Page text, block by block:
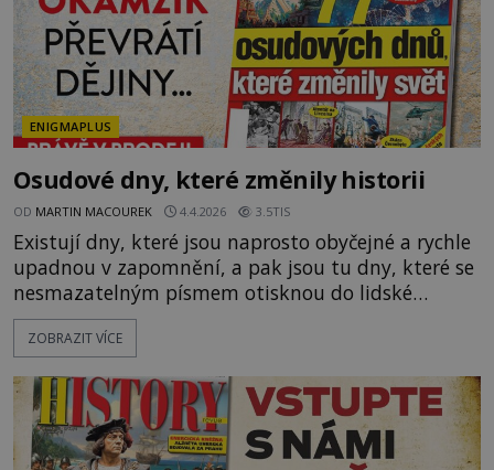
ENIGMAPLUS
Osudové dny, které změnily historii
OD MARTIN MACOUREK 4.4.2026 3.5TIS
Existují dny, které jsou naprosto obyčejné a rychle
upadnou v zapomnění, a pak jsou tu dny, které se
nesmazatelným písmem otisknou do lidské
historie, a je jedno, jestli dojde k významnému
objevu nebo děsivé katastrofě. Vezměte si k ruce
křížem krážem. Je 10. dubna roku 49 př. n. l. a na
břehu říčky Rubikon pronáší Gaius Julius Caesar
svou slavnou vě
ZOBRAZIT VÍCE